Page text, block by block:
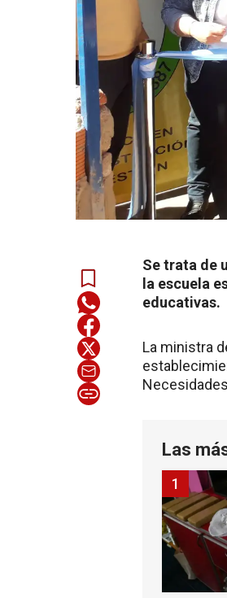
Se trata de
la escuela
educativas.
La ministra
Las
1